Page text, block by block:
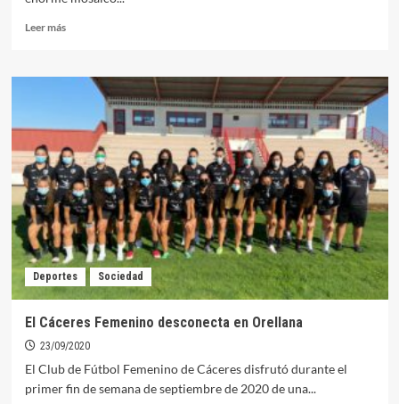
Leer másLeer
Tres
orellanenses
el
mural
histórico
del
fútbol
femenino
extremeño
Deportes Sociedad
El Cáceres Femenino desconecta en Orellana
23/09/2020
El Club de Fútbol Femenino de Cáceres disfrutó durante el
primer fin de semana de septiembre de 2020 de una...